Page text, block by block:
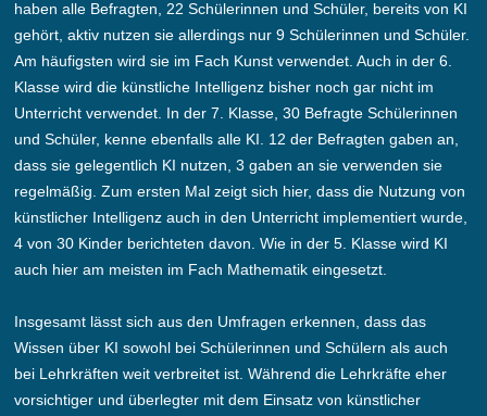
haben alle Befragten, 22 Schülerinnen und Schüler, bereits von KI
gehört, aktiv nutzen sie allerdings nur 9 Schülerinnen und Schüler.
Am häufigsten wird sie im Fach Kunst verwendet. Auch in der 6.
Klasse wird die künstliche Intelligenz bisher noch gar nicht im
Unterricht verwendet. In der 7. Klasse, 30 Befragte Schülerinnen
und Schüler, kenne ebenfalls alle KI. 12 der Befragten gaben an,
dass sie gelegentlich KI nutzen, 3 gaben an sie verwenden sie
regelmäßig. Zum ersten Mal zeigt sich hier, dass die Nutzung von
künstlicher Intelligenz auch in den Unterricht implementiert wurde,
4 von 30 Kinder berichteten davon. Wie in der 5. Klasse wird KI
auch hier am meisten im Fach Mathematik eingesetzt.
Insgesamt lässt sich aus den Umfragen erkennen, dass das
Wissen über KI sowohl bei Schülerinnen und Schülern als auch
bei Lehrkräften weit verbreitet ist. Während die Lehrkräfte eher
vorsichtiger und überlegter mit dem Einsatz von künstlicher